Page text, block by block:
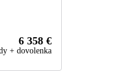
6 358 €
+ dovolenka